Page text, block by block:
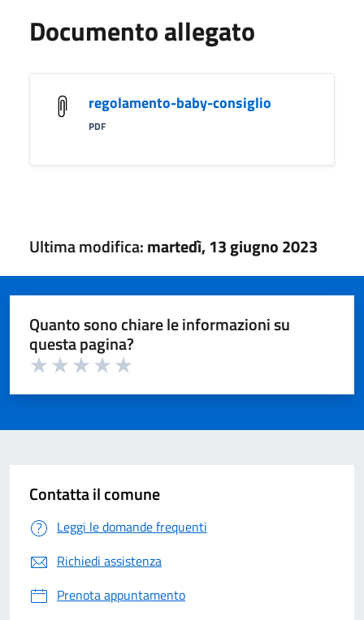
Documento allegato
regolamento-baby-consiglio
PDF
Ultima modifica:martedì, 13 giugno 2023
Quanto sono chiare le informazioni su
questa pagina?
Contatta il comune
Leggi le domande frequenti
Richiedi assistenza
Prenota appuntamento